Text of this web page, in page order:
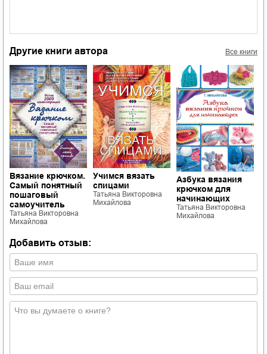
Другие книги автора Все книги
Вязание крючком.
Самый понятный
пошаговый
самоучитель
Татьяна Викторовна
Михайлова
Учимся вязать
спицами
Татьяна Викторовна
Михайлова
Азбука вязания
крючком для
начинающих
Татьяна Викторовна
Михайлова
Добавить отзыв: